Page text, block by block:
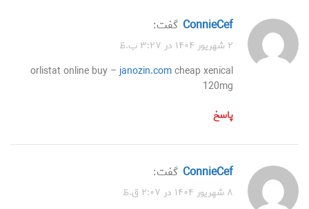
ConnieCef گفت:
۲ شهریور ۱۴۰۴ در ۳:۲۷ ب.ظ
orlistat online buy –janozin.comcheap xenical
120mg
پاسخ
ConnieCef گفت:
۸ شهریور ۱۴۰۴ در ۲:۰۷ ق.ظ